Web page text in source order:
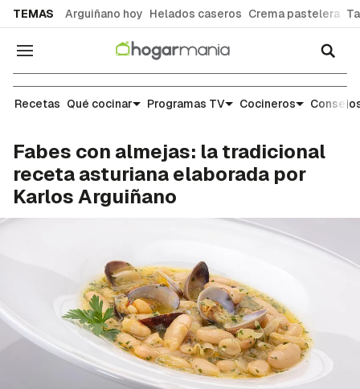
TEMAS Arguiñano hoy Helados caseros Crema pastelera
Navegación
Recetas
Recetas Qué cocinar Programas TV Cocineros
Fabes con almejas: la tradicional
receta asturiana elaborada por
Karlos Arguiñano